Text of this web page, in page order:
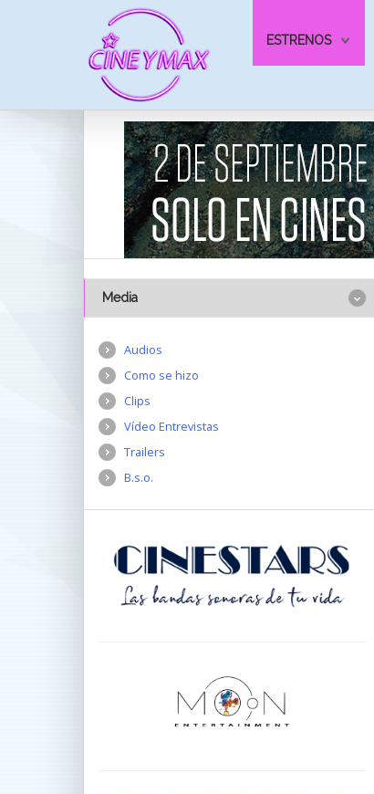
ESTRENOS
Media
Audios
Como se hizo
Clips
Vídeo Entrevistas
Trailers
B.s.o.